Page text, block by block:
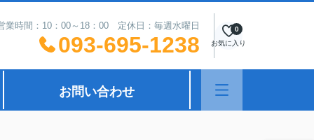
業時間：10：00～18：00 定休日：毎週水曜日
093-695-1238 お気に入り
0
お問い合わせ